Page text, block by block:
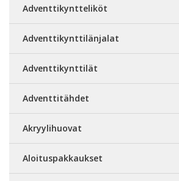
Adventtikyntteliköt
Adventtikynttilänjalat
Adventtikynttilät
Adventtitähdet
Akryylihuovat
Aloituspakkaukset